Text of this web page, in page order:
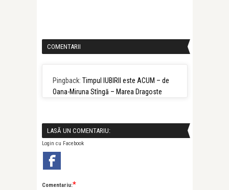
COMENTARII
Pingback: Timpul IUBIRII este ACUM – de
Oana-Miruna Stîngă – Marea Dragoste
LASĂ UN COMENTARIU:
Login cu Facebook
Comentariu:*